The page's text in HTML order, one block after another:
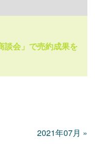
談会」で売約成果を
2021年07月 »